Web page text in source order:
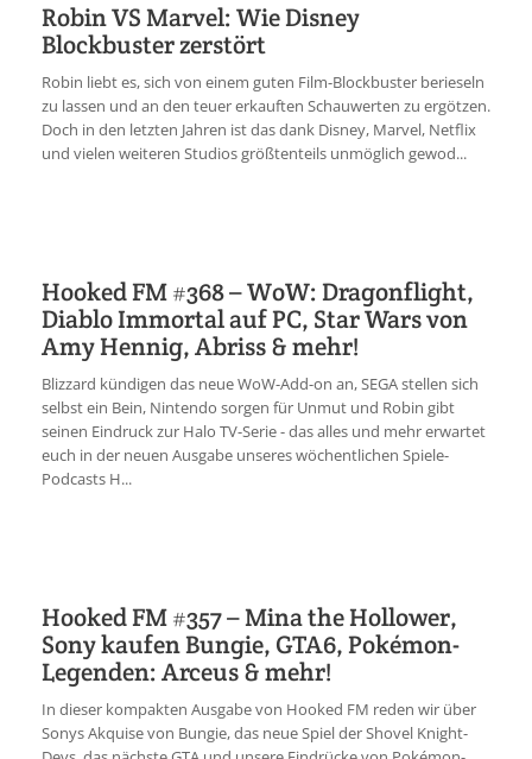
Robin VS Marvel: Wie Disney
Blockbuster zerstört
Robin liebt es, sich von einem guten Film-Blockbuster berieseln
zu lassen und an den teuer erkauften Schauwerten zu ergötzen.
Doch in den letzten Jahren ist das dank Disney, Marvel, Netflix
und vielen weiteren Studios größtenteils unmöglich gewod...
Hooked FM #368 – WoW: Dragonflight,
Diablo Immortal auf PC, Star Wars von
Amy Hennig, Abriss & mehr!
Blizzard kündigen das neue WoW-Add-on an, SEGA stellen sich
selbst ein Bein, Nintendo sorgen für Unmut und Robin gibt
seinen Eindruck zur Halo TV-Serie - das alles und mehr erwartet
euch in der neuen Ausgabe unseres wöchentlichen Spiele-
Podcasts H...
Hooked FM #357 – Mina the Hollower,
Sony kaufen Bungie, GTA6, Pokémon-
Legenden: Arceus & mehr!
In dieser kompakten Ausgabe von Hooked FM reden wir über
Sonys Akquise von Bungie, das neue Spiel der Shovel Knight-